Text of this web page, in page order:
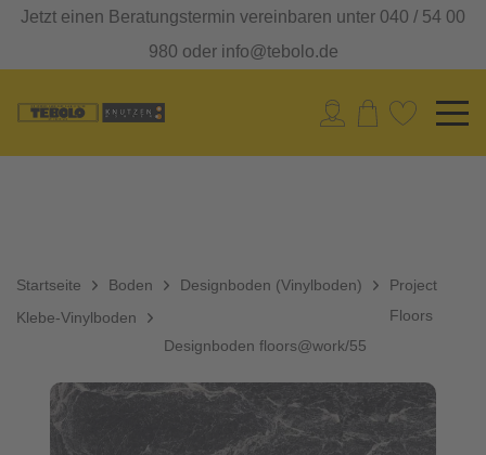
Jetzt einen Beratungstermin vereinbaren unter 040 / 54 00
980 oder info@tebolo.de
Startseite Boden
Designboden (Vinylboden)
Klebe-Vinylboden
Project
Floors
Designboden floors@work/55